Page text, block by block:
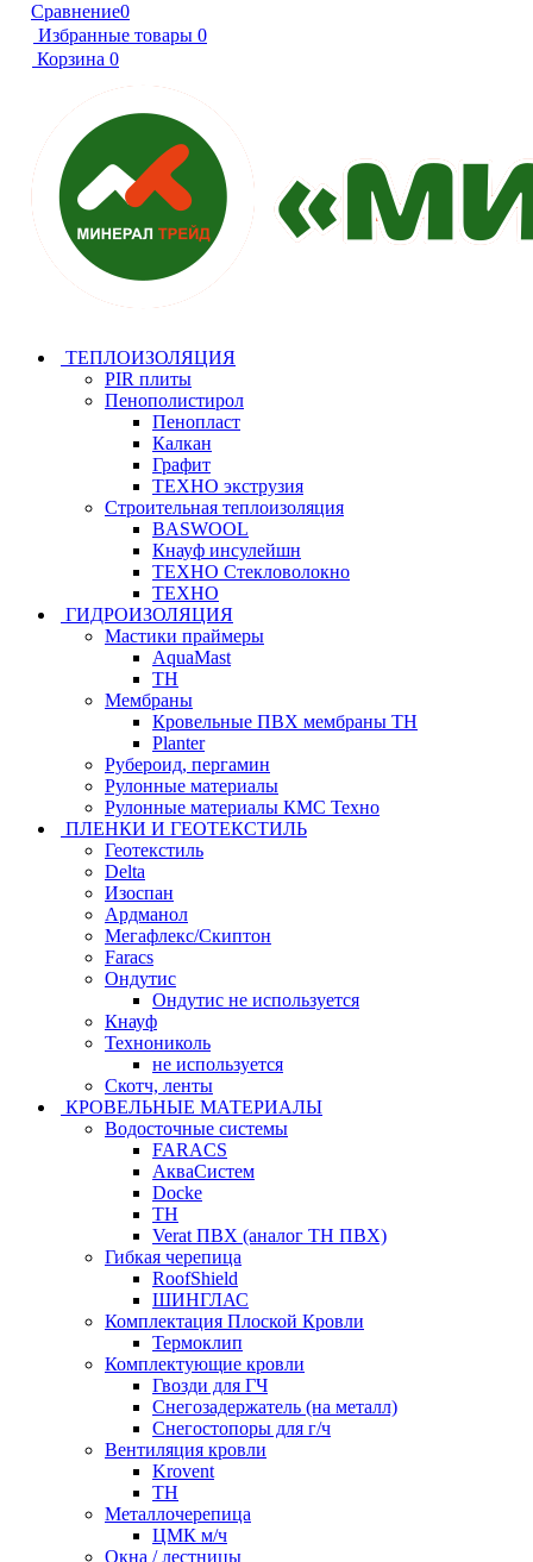
Сравнение0
Избранные товары 0
Корзина 0
ТЕПЛОИЗОЛЯЦИЯ
PIR плиты
Пенополистирол
Пенопласт
Калкан
Графит
ТЕХНО экструзия
Строительная теплоизоляция
BASWOOL
Кнауф инсулейшн
ТЕХНО Стекловолокно
ТЕХНО
ГИДРОИЗОЛЯЦИЯ
Мастики праймеры
AquaMast
ТН
Мембраны
Кровельные ПВХ мембраны ТН
Planter
Рубероид, пергамин
Рулонные материалы
Рулонные материалы КМС Техно
ПЛЕНКИ И ГЕОТЕКСТИЛЬ
Геотекстиль
Delta
Изоспан
Ардманол
Мегафлекс/Скиптон
Faracs
Ондутис
Ондутис не используется
Кнауф
Технониколь
не используется
Скотч, ленты
КРОВЕЛЬНЫЕ МАТЕРИАЛЫ
Водосточные системы
FARACS
АкваСистем
Docke
ТН
Verat ПВХ (аналог ТН ПВХ)
Гибкая черепица
RoofShield
ШИНГЛАС
Комплектация Плоской Кровли
Термоклип
Комплектующие кровли
Гвозди для ГЧ
Снегозадержатель (на металл)
Снегостопоры для г/ч
Вентиляция кровли
Krovent
ТН
Металлочерепица
ЦМК м/ч
Окна / лестницы